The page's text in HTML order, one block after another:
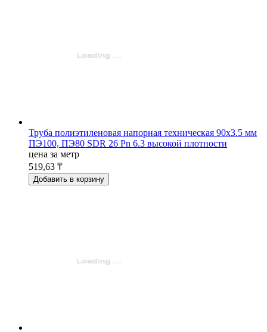
Труба полиэтиленовая напорная техническая 90х3.5 мм
ПЭ100, ПЭ80 SDR 26 Pn 6.3 высокой плотности
цена за метр
519,63 ₸
Добавить в корзину